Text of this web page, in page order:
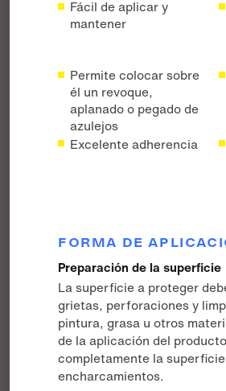
Fácil de aplicar y
mantener
Permite colocar sobre
él un revoque,
aplanado o pegado de
azulejos
Excelente adherencia
FORMA DE
Preparación de la superficie
La superficie a proteger
grietas, perforaciones y
pintura, grasa u otros
de la aplicación del
completamente la
encharcamientos.